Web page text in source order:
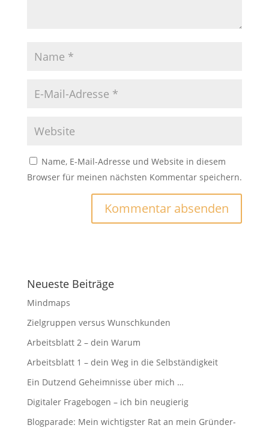
Name, E-Mail-Adresse und Website in diesem
Browser für meinen nächsten Kommentar speichern.
Neueste Beiträge
Mindmaps
Zielgruppen versus Wunschkunden
Arbeitsblatt 2 – dein Warum
Arbeitsblatt 1 – dein Weg in die Selbständigkeit
Ein Dutzend Geheimnisse über mich …
Digitaler Fragebogen – ich bin neugierig
Blogparade: Mein wichtigster Rat an mein Gründer-